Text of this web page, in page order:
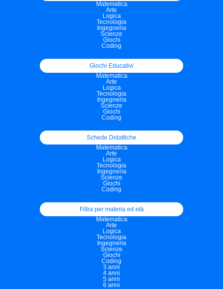
Matematica
Arte
Logica
Tecnologia
Ingegneria
Scienze
Giochi
Coding
Giochi Educativi
Matematica
Arte
Logica
Tecnologia
Ingegneria
Scienze
Giochi
Coding
Schede Didattiche
Matematica
Arte
Logica
Tecnologia
Ingegneria
Scienze
Giochi
Coding
Filtra per materia ed età
Matematica
Arte
Logica
Tecnologia
Ingegneria
Scienze
Giochi
Coding
3 anni
4 anni
5 anni
6 anni